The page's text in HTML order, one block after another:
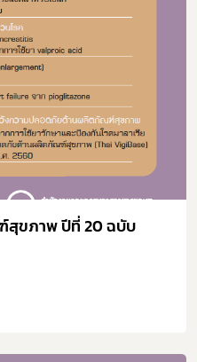
สุขภาพ ปีที่ 20 ฉบับ